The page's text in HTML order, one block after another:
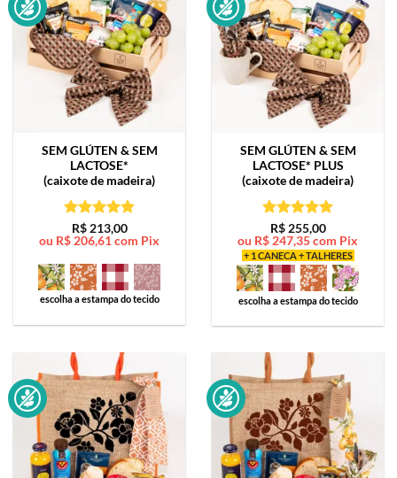
SEM GLÚTEN & SEM
LACTOSE*
(caixote de madeira)
Avaliação5
de 5
R$213,00
ou R$ 206,61 com Pix
escolha a estampa do tecido
SEM GLÚTEN & SEM
LACTOSE* PLUS
(caixote de madeira)
Avaliação5
de 5
R$255,00
ou R$ 247,35com Pix
+ 1 CANECA + TALHERES
escolha a estampa do tecido